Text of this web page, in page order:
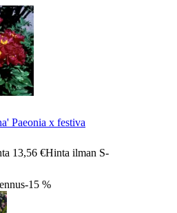
Paeonia x festiva
13,56 €Hinta ilman S-
-15 %